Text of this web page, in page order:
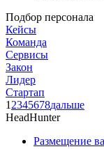
Подбор персонала
Кейсы
Команда
Сервисы
Закон
Лидер
Стартап
1 2345678дальше
HeadHunter
Размещение